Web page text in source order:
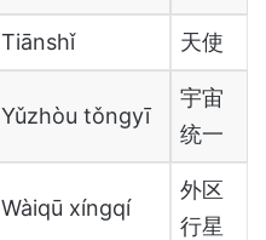
Tiānshǐ 天使
Yǔzhòu tǒngyī
宇宙
统一
Wàiqū xíngqí
外区
行星